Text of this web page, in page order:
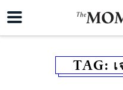
TAG: